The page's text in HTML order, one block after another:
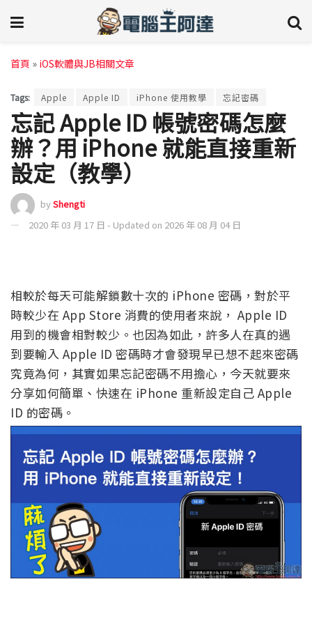
首頁 » iOS軟體與JB相關文章
Tags: Apple Apple ID iPhone 使用教學 忘記密碼
忘記 Apple ID 帳號密碼怎麼
辦？用 iPhone 就能直接重新
設定（教學）
byShengti
2020 年 03 月 17 日 - Updated on 2026 年 08 月 04 日
相較於每天可能解鎖數十次的 iPhone 密碼，對於平
時較少在 App Store 消費的使用者來說， Apple ID
用到的機會相對較少。也因為如此，許多人在真的遇
到要輸入 Apple ID 密碼時才會發現早已想不起來密碼
究竟為何，其實如果忘記密碼不用擔心，今天就要來
分享如何簡單、快速在 iPhone 重新設定自己 Apple
ID 的密碼。